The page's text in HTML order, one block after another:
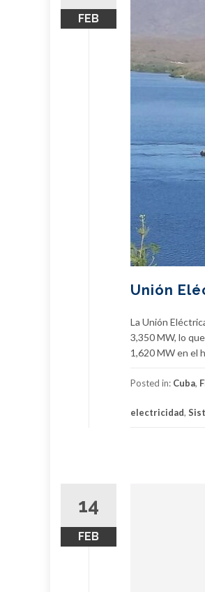
FEB
Unión
La Unión
3,350 MW, lo
1,620 MW en el
Posted in: Cuba,
electricidad,
14
FEB